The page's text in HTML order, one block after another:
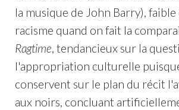
la musique de John Barry),
racisme quand on fait la
Ragtime, tendancieux sur la
l'appropriation culturelle
conservent sur le plan du récit
aux noirs, concluant